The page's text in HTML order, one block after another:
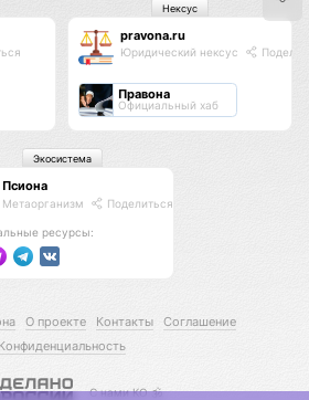
pravona.ru
Юридический нексус
Правона
Официальный хаб
Нексус
Псиона
Метаорганизм Поделиться
ресурсы:
Экосистема
О проекте Контакты
Соглашение
Конфиденциальность
С нами КО 🕉️